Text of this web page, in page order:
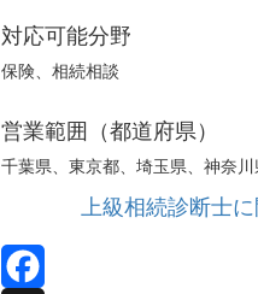
対応可能分野
保険、相続相談
営業範囲（都道府県）
千葉県、東京都、埼玉県、神奈川
上級相続診断士